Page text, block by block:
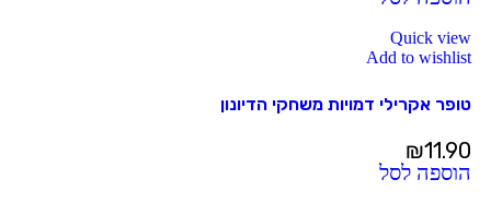
Quick view
Add to wishlist
טופר אקרילי דמויות משחקי הדיונון
₪11.90
הוספה לסל